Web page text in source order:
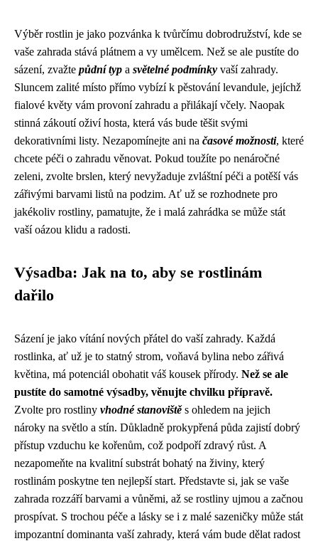
Výběr rostlin je jako pozvánka k tvůrčímu dobrodružství, kde se
vaše zahrada stává plátnem a vy umělcem. Než se ale pustíte do
sázení, zvažte půdní typ a světelné podmínky vaší zahrady.
Sluncem zalité místo přímo vybízí k pěstování levandule, jejíchž
fialové květy vám provoní zahradu a přilákají včely. Naopak
stinná zákoutí oživí hosta, která vás bude těšit svými
dekorativními listy. Nezapomínejte ani na časové možnosti, které
chcete péči o zahradu věnovat. Pokud toužíte po nenáročné
zeleni, zvolte brslen, který nevyžaduje zvláštní péči a potěší vás
zářivými barvami listů na podzim. Ať už se rozhodnete pro
jakékoliv rostliny, pamatujte, že i malá zahrádka se může stát
vaší oázou klidu a radosti.
Výsadba: Jak na to, aby se rostlinám
dařilo
Sázení je jako vítání nových přátel do vaší zahrady. Každá
rostlinka, ať už je to statný strom, voňavá bylina nebo zářivá
květina, má potenciál obohatit váš kousek přírody. Než se ale
pustíte do samotné výsadby, věnujte chvilku přípravě.
Zvolte pro rostliny vhodné stanovištěs ohledem na jejich
nároky na světlo a stín. Důkladně prokypřená půda zajistí dobrý
přístup vzduchu ke kořenům, což podpoří zdravý růst. A
nezapomeňte na kvalitní substrát bohatý na živiny, který
rostlinám poskytne ten nejlepší start. Představte si, jak se vaše
zahrada rozzáří barvami a vůněmi, až se rostliny ujmou a začnou
prospívat. S trochou péče a lásky se i z malé sazeničky může stát
impozantní dominanta vaší zahrady, která vám bude dělat radost